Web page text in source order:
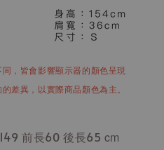
，皆會影響顯示器的顏色呈現
差異，以實際商品顏色為主。
前長60 後長65 cm